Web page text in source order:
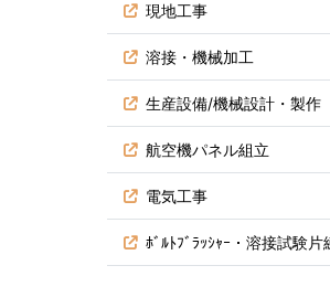
現地工事
溶接・機械加工
生産設備/機械設計・製作
航空機パネル組立
電気工事
ﾎﾞﾙﾄﾌﾞﾗｯｼｬｰ・溶接試験片